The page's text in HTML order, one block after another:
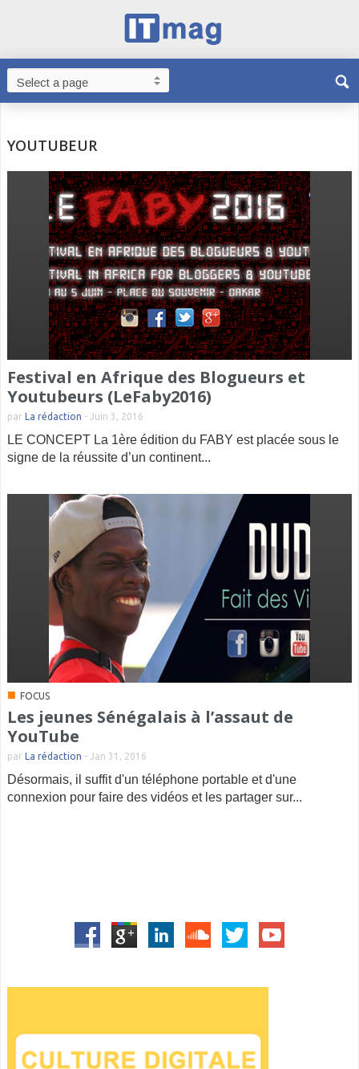
YOUTUBEUR
Festival en Afrique des Blogueurs et
Youtubeurs (LeFaby2016)
par La rédaction - Juin 3, 2016
LE CONCEPT La 1ère édition du FABY est placée sous le
signe de la réussite d’un continent...
■ FOCUS
Les jeunes Sénégalais à l’assaut de
YouTube
par La rédaction - Jan 31, 2016
Désormais, il suffit d'un téléphone portable et d'une
connexion pour faire des vidéos et les partager sur...